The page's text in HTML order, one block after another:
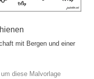
mit Bergen und einer
diese Malvorlage